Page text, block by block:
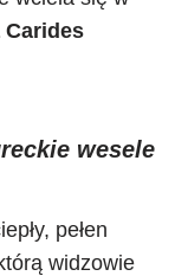
Carides
wesele
pełen
widzowie